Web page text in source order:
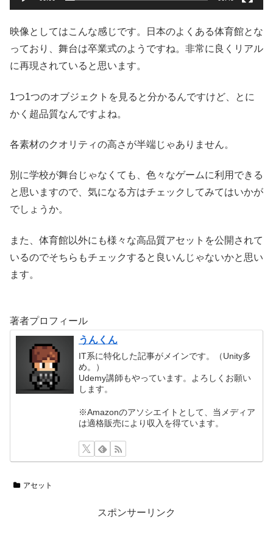
映像としてはこんな感じです。日本のよくある体育館とな
っており、舞台は卒業式のようですね。非常に良くリアル
に再現されていると思います。
1つ1つのオブジェクトを見ると分かるんですけど、とに
かく超品質なんですよね。
各素材のクオリティの高さが半端じゃありません。
別に学校が舞台じゃなくても、色々なゲームに利用できる
と思いますので、気になる方はチェックしてみてはいかが
でしょうか。
また、体育館以外にも様々な高品質アセットを公開されて
いるのでそちらもチェックすると良いんじゃないかと思い
ます。
著者プロフィール
うんくん
IT系に特化した記事がメインです。（Unity多
め。）
Udemy講師もやっています。よろしくお願い
します。
※Amazonのアソシエイトとして、当メディア
は適格販売により収入を得ています。
アセット
スポンサーリンク